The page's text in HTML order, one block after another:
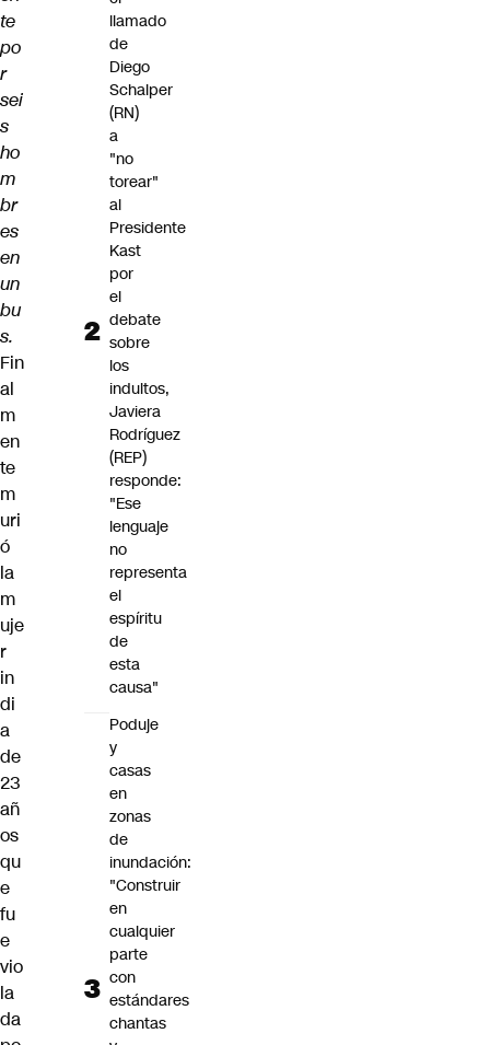
te
po
r
sei
s
ho
m
br
es
en
un
bu
s.
Fin
al
m
en
te
m
uri
ó
la
m
uje
r
in
di
a
de
23
añ
os
qu
e
fu
e
vio
la
da
llamado
de
Diego
Schalper
(RN)
a
"no
torear"
al
Presidente
Kast
por
el
debate
sobre
los
indultos,
Javiera
Rodríguez
(REP)
responde:
"Ese
lenguaje
no
representa
el
espíritu
de
esta
causa"
Poduje
y
casas
en
zonas
de
inundación:
"Construir
en
cualquier
parte
con
estándares
chantas